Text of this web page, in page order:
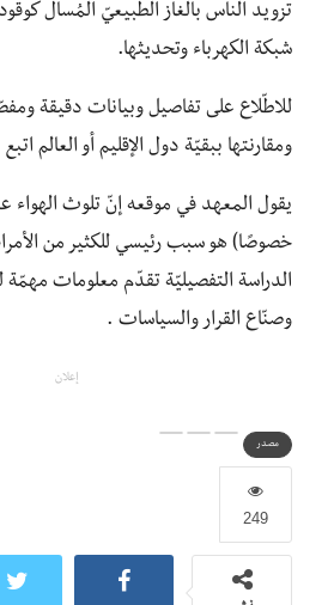
تزويد الناس بالغاز الطبيعيّ المُسال
شبكة الكهرباء وتحديثها.
للاطّلاع على تفاصيل وبيانات دقيقة
ومقارنتها ببقيّة دول الإقليم أو العالم
يقول المعهد في موقعه إنّ تلوث الهواء
خصوصًا) هو سبب رئيسي للكثير من
الدراسة التفصيليّة تقدّم معلومات مهمّة
وصنّاع القرار والسياسات .
إعلان
مصدر
249